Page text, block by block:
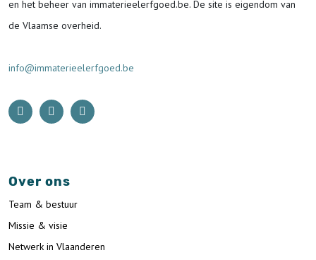
en het beheer van immaterieelerfgoed.be. De site is eigendom van
de Vlaamse overheid.
info@immaterieelerfgoed.be
Over ons
Team & bestuur
Missie & visie
Netwerk in Vlaanderen